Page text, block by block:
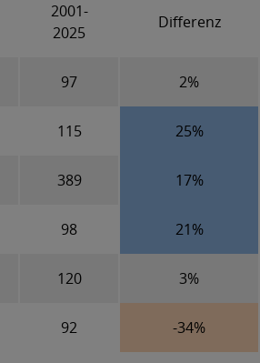
2001-
2025
Differenz
97 2%
115 25%
389 17%
98 21%
120 3%
92 -34%